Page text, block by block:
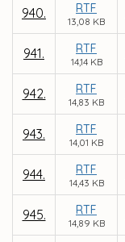
940. RTF
13,08 KB
941. RTF
14,14 KB
942. RTF
14,83 KB
943. RTF
14,01 KB
944. RTF
14,43 KB
945. RTF
14,89 KB